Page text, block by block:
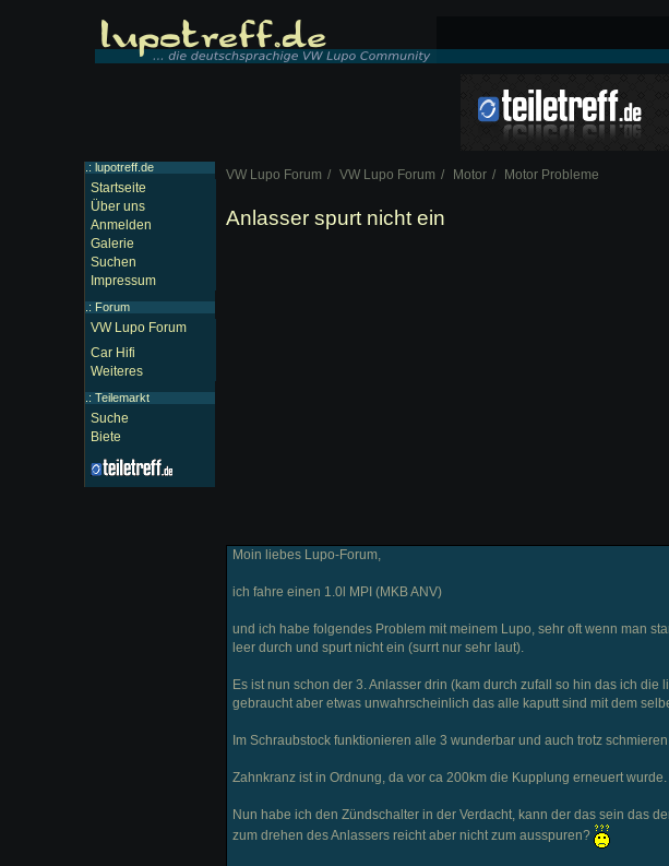
VW Lupo Forum VW Lupo Forum Motor Motor Probleme
Anlasser spurt nicht ein
Moin liebes Lupo-Forum,
ich fahre einen 1.0l MPI (MKB ANV)
und ich habe folgendes Problem mit meinem Lupo, sehr oft wenn man
leer durch und spurt nicht ein (surrt nur sehr laut).
Es ist nun schon der 3. Anlasser drin (kam durch zufall so hin das ich
gebraucht aber etwas unwahrscheinlich das alle kaputt sind mit dem
Im Schraubstock funktionieren alle 3 wunderbar und auch trotz
Zahnkranz ist in Ordnung, da vor ca 200km die Kupplung erneuert wurde.
Nun habe ich den Zündschalter in der Verdacht, kann der das sein das
zum drehen des Anlassers reicht aber nicht zum ausspuren?
.: lupotreff.de
Startseite
Über uns
Anmelden
Galerie
Suchen
Impressum
.: Forum
VW Lupo Forum
Car Hifi
Weiteres
.: Teilemarkt
Suche
Biete